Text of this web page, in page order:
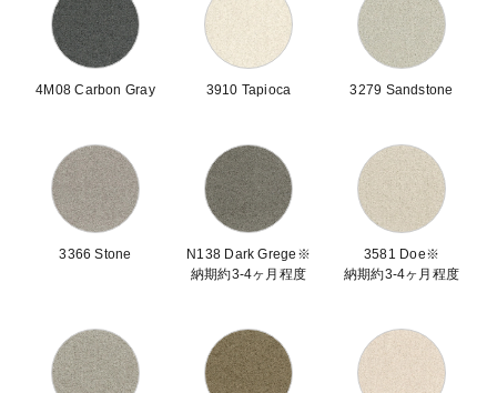
4M08 Carbon Gray 3910 Tapioca 3279 Sandstone
3366 Stone
N138 Dark Grege※
納期約3-4ヶ月程度
3581 Doe※
納期約3-4ヶ月程度